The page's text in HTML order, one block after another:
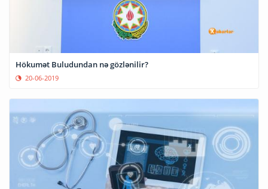
Hökumət Buludundan nə gözlənilir?
20-06-2019